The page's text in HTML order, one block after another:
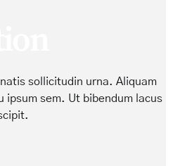
sollicitudin urna. Aliquam
sem. Ut bibendum lacus